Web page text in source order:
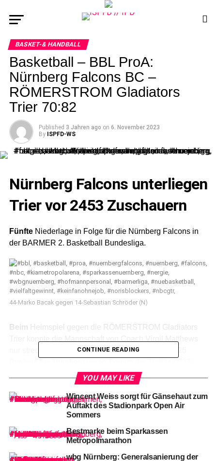
BASKET-& HANDBALL
Basketball – BBL ProA:
Nürnberg Falcons BC –
RÖMERSTROM Gladiators
Trier 70:82
Published 3 Jahren ago on 6. November 2023
By ISPFD-WS
Nürnberg Falcons unterliegen
Trier vor 2453 Zuschauern
FünfteNiederlage in Folge für die Nürnberg Falcons in
der BARMER 2. Basketball Bundesliga.
44-Marko Bacak gegen 14-Sebastian Schröder (N)
Beim Heimspiel gegen die RÖMERSTROM Gladiators
nur streckenweise mithalten. Julius Wolf ging mit 25
Niederlage jedoch nicht verhindern, die Nürnberg nun
Platz 15. der ProA beschert.
CONTINUE READING
YOU MAY LIKE
Wincent Weiss sorgt für Gänsehaut zum
Auftakt des Stadionpark Open Air
Sommers
Bestmarke beim Sparkassen
Metropolmarathon
wbg Nürnberg: Generalsanierung der